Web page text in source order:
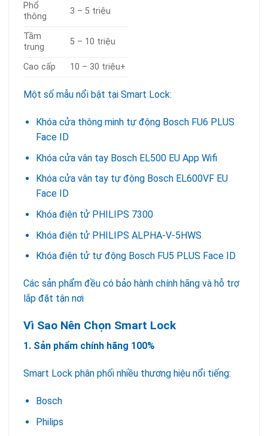
Phổ
thông
3 – 5 triệu
Tầm
trung
5 – 10 triệu
Cao cấp 10 – 30 triệu+
Một số mẫu nổi bật tại Smart Lock:
Khóa cửa thông minh tự động Bosch FU6 PLUS
Face ID
Khóa cửa vân tay Bosch EL500 EU App Wifi
Khóa cửa vân tay tự động Bosch EL600VF EU
Face ID
Khóa điện tử PHILIPS 7300
Khóa điện tử PHILIPS ALPHA-V-5HWS
Khóa điện tử tự động Bosch FU5 PLUS Face ID
Các sản phẩm đều có bảo hành chính hãng và hỗ trợ
lắp đặt tận nơi
Vì Sao Nên Chọn Smart Lock
1. Sản phẩm chính hãng 100%
Smart Lock phân phối nhiều thương hiệu nổi tiếng:
Bosch
Philips